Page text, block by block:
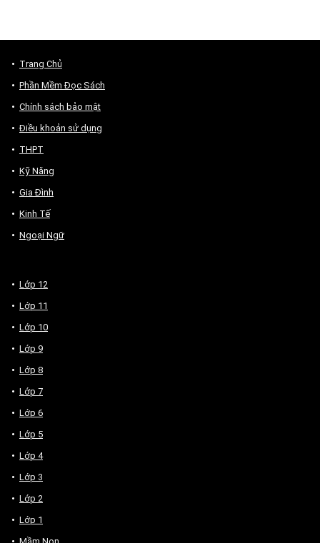
Trang Chủ
Phần Mềm Đọc Sách
Chính sách bảo mật
Điều khoản sử dụng
THPT
Kỹ Năng
Gia Đình
Kinh Tế
Ngoại Ngữ
Lớp 12
Lớp 11
Lớp 10
Lớp 9
Lớp 8
Lớp 7
Lớp 6
Lớp 5
Lớp 4
Lớp 3
Lớp 2
Lớp 1